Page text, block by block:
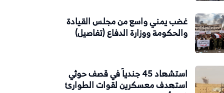
غضب يمني واسع من مجلس القيادة
والحكومة ووزارة الدفاع (تفاصيل)
استشهاد 45 جندياً في قصف حوثي
استهدف معسكرين لقوات الطوارئ